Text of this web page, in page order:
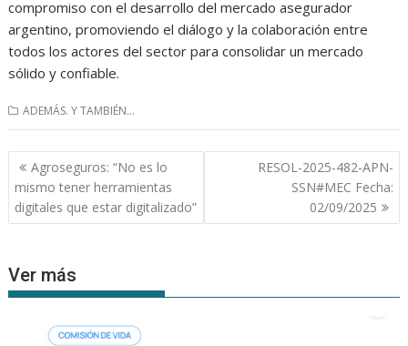
compromiso con el desarrollo del mercado asegurador
argentino, promoviendo el diálogo y la colaboración entre
todos los actores del sector para consolidar un mercado
sólido y confiable.
ADEMÁS. Y TAMBIÉN...
Navegación
de
entradas
Agroseguros: “No es lo
mismo tener herramientas
digitales que estar digitalizado”
RESOL-2025-482-APN-
SSN#MEC Fecha:
02/09/2025
Ver más